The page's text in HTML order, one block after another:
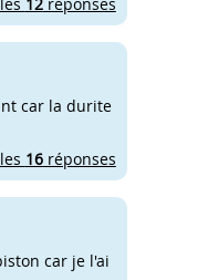
car la durite
16réponses
car je l'ai